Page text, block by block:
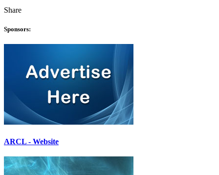
Share
Sponsors:
ARCL - Website